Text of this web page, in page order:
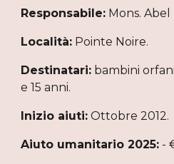
Responsabile: Mons. Abel
Località: Pointe Noire.
Destinatari: bambini
e 15 anni.
Inizio aiuti: Ottobre 2012.
Aiuto umanitario 2025: -